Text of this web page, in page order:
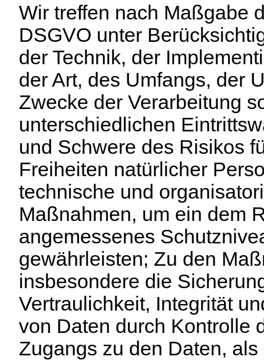
Wir treffen nach Maßgabe
DSGVO unter
der Technik, der
der Art, des Umfangs, der
Zwecke der Verarbeitung
unterschiedlichen
und Schwere des Risikos
Freiheiten natürlicher
technische und
Maßnahmen, um ein dem
angemessenes
gewährleisten; Zu den
insbesondere die
Vertraulichkeit, Integrität
von Daten durch Kontrolle
Zugangs zu den Daten,